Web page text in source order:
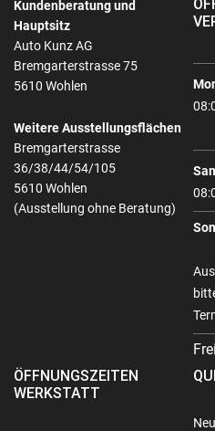
Kundenberatung und
Hauptsitz
Auto Kunz AG
Bremgarterstrasse 75
5610 Wohlen
Weitere Ausstellungsflächen
Bremgarterstrasse
36/38/44/54/105
5610 Wohlen
(Ausstellung ohne Beratung)
ÖFFNUNGSZEITEN
WERKSTATT